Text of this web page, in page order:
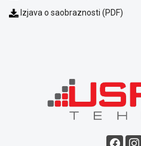
plaćanja
Isporuka
Saobraznost
reklamacije
Izjava o saobraznosti (PDF)